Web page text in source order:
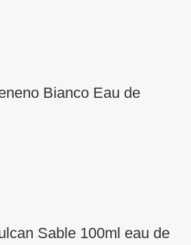
Bianco Eau de
Sable 100ml eau de